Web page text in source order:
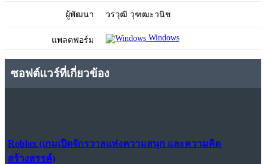
ผู้พัฒนา วรวุฒิ วุฑฒะวนิช
แพลตฟอร์ม Windows
ซอฟต์แวร์ที่เกี่ยวข้อง
Roblox (เกมเปิดจักรวาลแห่งความสนุก และความคิด
สร้างสรรค์)